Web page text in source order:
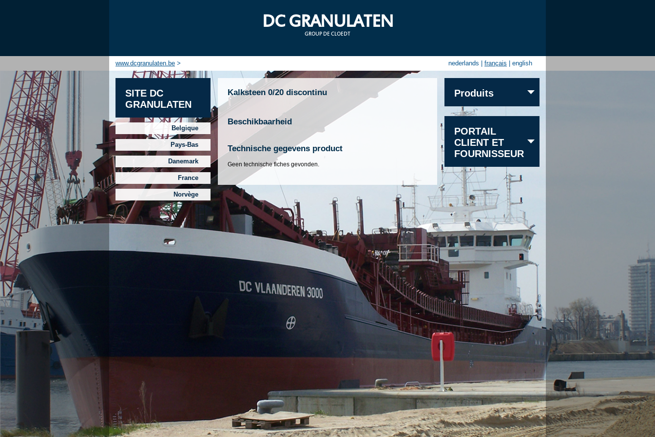
DC GRANULATEN
GROUP DE CLOEDT
www.dcgranulaten.be > nederlands français english
SITE DC
GRANULATEN
Belgique
Pays-Bas
Danemark
France
Norvège
Kalksteen 0/20 discontinu
Beschikbaarheid
Technische gegevens product
Geen technische fiches gevonden.
Produits
Sable
Gravier
Granite
Calcaire
Grès
Autres
Granules ornementales
PORTAIL
CLIENT ET
FOURNISSEUR